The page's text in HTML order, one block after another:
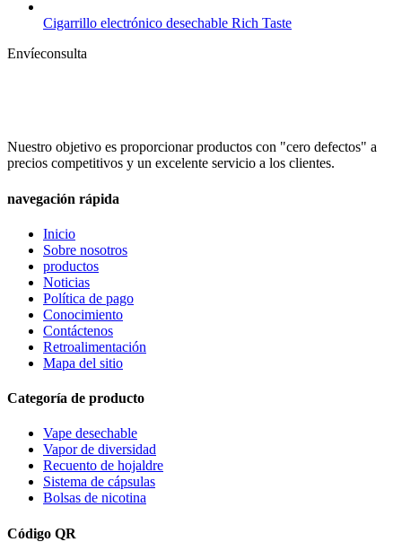
Cigarrillo electrónico desechable Rich Taste
Envíeconsulta
Nuestro objetivo es proporcionar productos con "cero defectos" a
precios competitivos y un excelente servicio a los clientes.
navegación rápida
Inicio
Sobre nosotros
productos
Noticias
Política de pago
Conocimiento
Contáctenos
Retroalimentación
Mapa del sitio
Categoría de producto
Vape desechable
Vapor de diversidad
Recuento de hojaldre
Sistema de cápsulas
Bolsas de nicotina
Código QR